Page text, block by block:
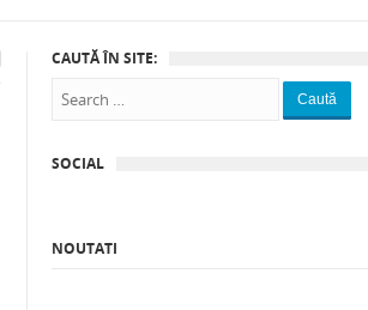
CAUTĂ ÎN SITE:
Caută
SOCIAL
NOUTATI